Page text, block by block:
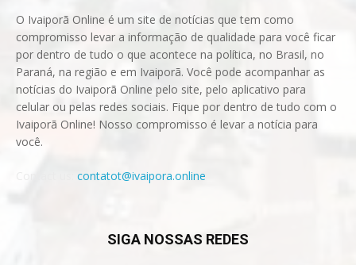
O Ivaiporã Online é um site de notícias que tem como
compromisso levar a informação de qualidade para você ficar
por dentro de tudo o que acontece na política, no Brasil, no
Paraná, na região e em Ivaiporã. Você pode acompanhar as
notícias do Ivaiporã Online pelo site, pelo aplicativo para
celular ou pelas redes sociais. Fique por dentro de tudo com o
Ivaiporã Online! Nosso compromisso é levar a notícia para
você.
contatot@ivaipora.online
SIGA NOSSAS REDES